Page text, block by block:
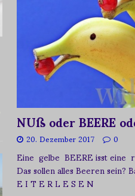
NUß oder BEERE
20. Dezember 2017 0
Eine gelbe BEERE isst
Das sollen alles Beeren sein?
E I T E R L E S E N